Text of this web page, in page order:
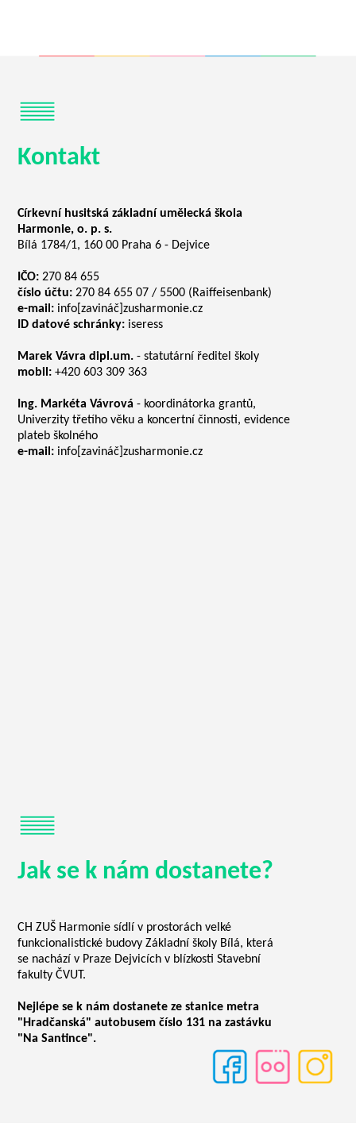
Kontakt
Církevní husitská základní umělecká škola
Harmonie, o. p. s.
Bílá 1784/1, 160 00 Praha 6 - Dejvice
IČO: 270 84 655
číslo účtu: 270 84 655 07 / 5500 (Raiffeisenbank)
e-mail: info[zavináč]zusharmonie.cz
ID datové schránky: iseress
Marek Vávra dipl.um. - statutární ředitel školy
mobil: +420 603 309 363
Ing. Markéta Vávrová - koordinátorka grantů,
Univerzity třetího věku a koncertní činnosti, evidence
plateb školného
e-mail: info[zavináč]zusharmonie.cz
Jak se k nám dostanete?
CH ZUŠ Harmonie sídlí v prostorách velké
funkcionalistické budovy Základní školy Bílá, která
se nachází v Praze Dejvicích v blízkosti Stavební
fakulty ČVUT.
Nejlépe se k nám dostanete ze stanice metra
"Hradčanská" autobusem číslo 131 na zastávku
"Na Santince".